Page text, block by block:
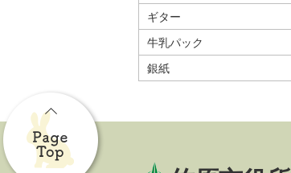
ギター
牛乳パック
銀紙